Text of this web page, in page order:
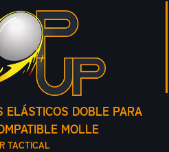
ELÁSTICOS DOBLE PARA
MOLLE
TACTICAL